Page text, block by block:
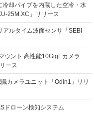
冷却パイプを内蔵した空冷・水
25M.XC」リリース
ルタイム波面センサ「SEBI
ウント 高性能10GigEカメラ
ース
カメラユニット「Odin1」リリ
ドローン検知システム